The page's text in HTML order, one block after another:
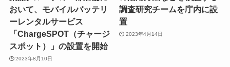
おいて、モバイルバッテリ
ーレンタルサービス
「ChargeSPOT（チャージ
スポット）」の設置を開始
2023年8月10日
調査研究チームを庁内に設
置
2023年4月14日